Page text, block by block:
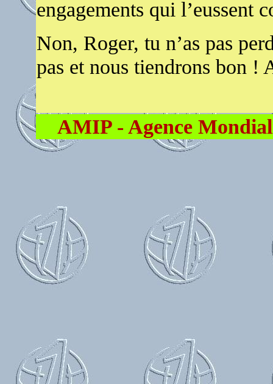
engagements qui l’eussent
Non, Roger, tu n’as pas
pas et nous tiendrons bon !
AMIP - Agence